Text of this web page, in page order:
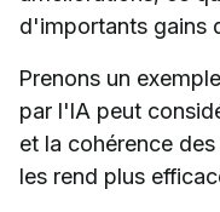
d'importants gains
Prenons un
par l'IA peut
et la cohérence
les rend plus